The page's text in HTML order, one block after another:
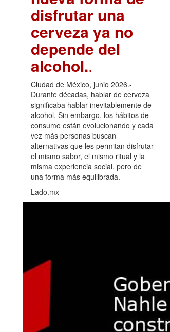
disfrutar una
cerveza ya no
depende del
alcohol..
Ciudad de México, junio 2026.-
Durante décadas, hablar de cerveza
significaba hablar inevitablemente de
alcohol. Sin embargo, los hábitos de
consumo están evolucionando y cada
vez más personas buscan
alternativas que les permitan disfrutar
el mismo sabor, el mismo ritual y la
misma experiencia social, pero de
una forma más equilibrada.
Lado.mx